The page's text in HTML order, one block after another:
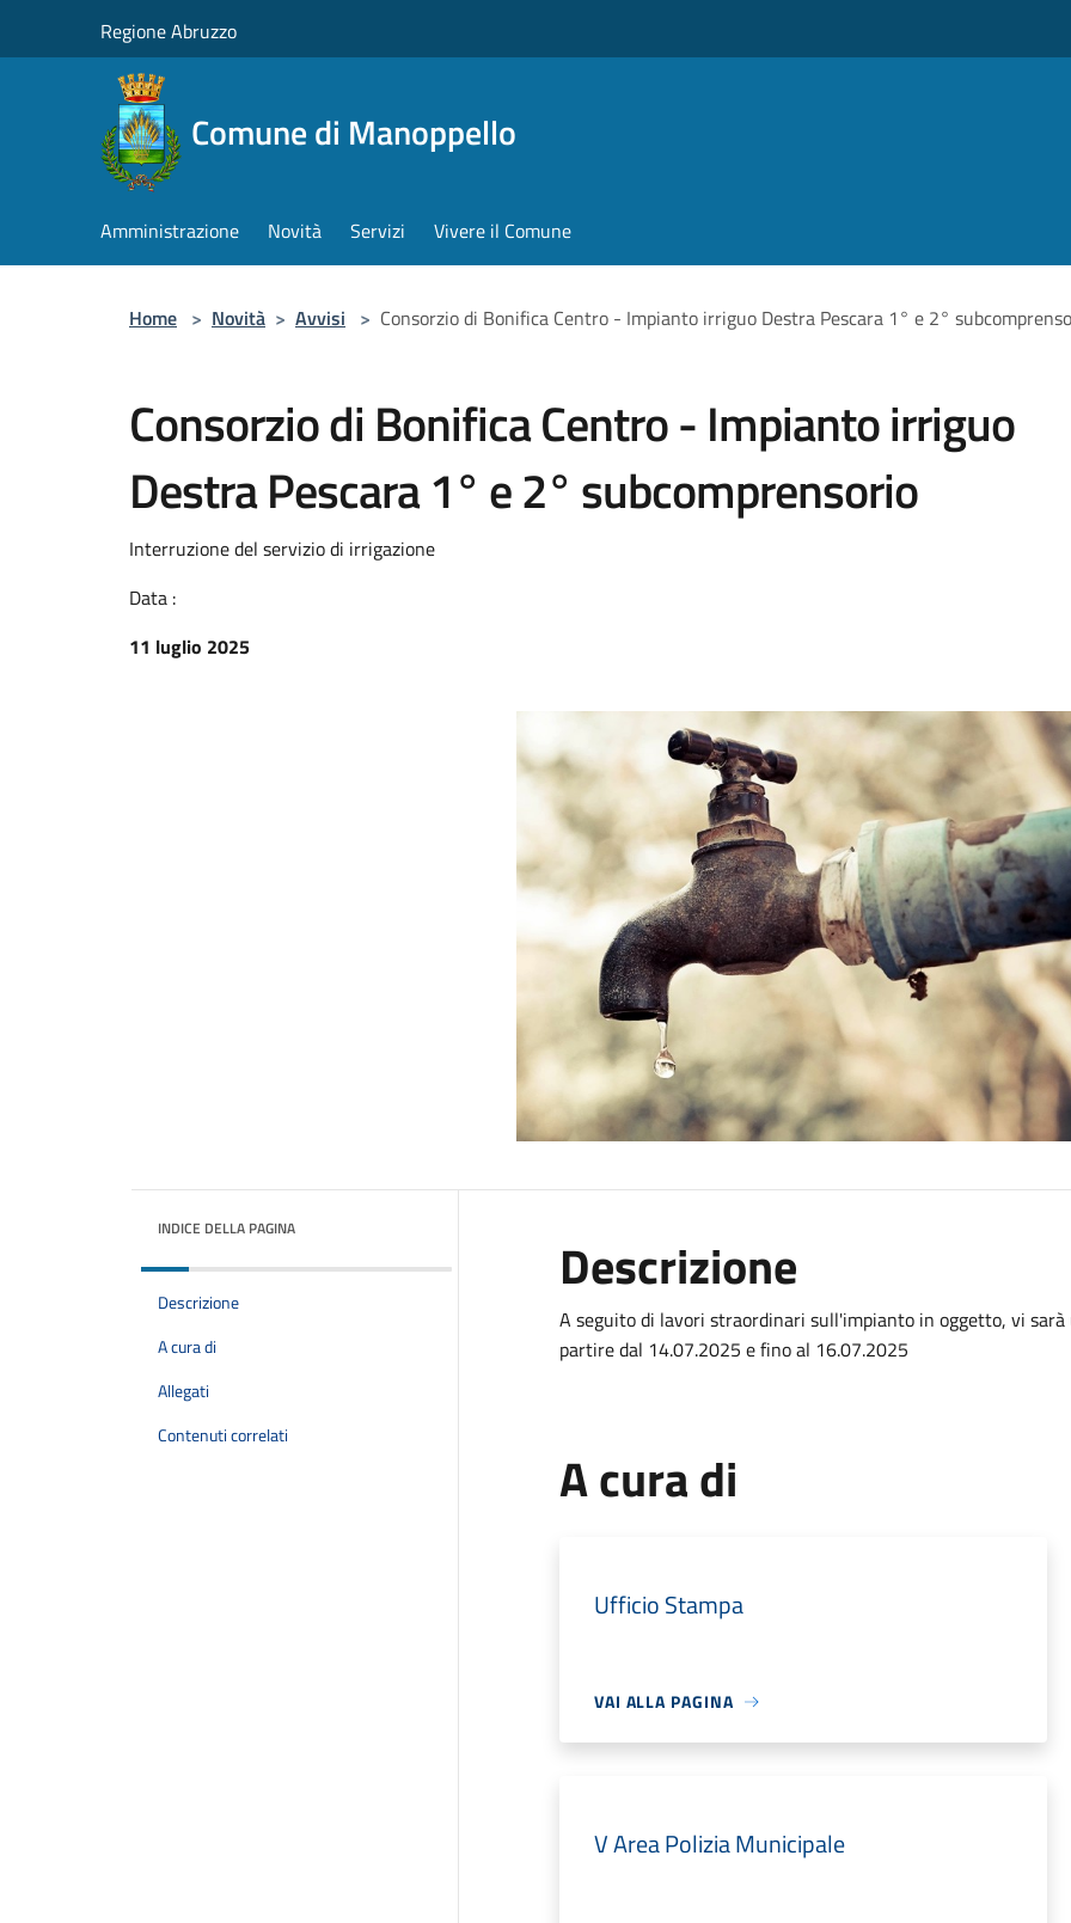
Regione Abruzzo
Comune di Manoppello
Amministrazione Novità Servizi Vivere il Comune
Home > Novità > Avvisi > Consorzio di Bonifica Centro - Impianto irriguo Destra Pescara 1° e 2°
Consorzio di Bonifica Centro - Impianto irriguo
Destra Pescara 1° e 2° subcomprensorio
Interruzione del servizio di irrigazione
Data :
11 luglio 2025
INDICE DELLA PAGINA
Descrizione
A cura di
Allegati
Contenuti correlati
Descrizione
A seguito di lavori straordinari sull'impianto in oggetto, vi
partire dal 14.07.2025 e fino al 16.07.2025
A cura di
Ufficio Stampa
VAI ALLA PAGINA
V Area Polizia Municipale